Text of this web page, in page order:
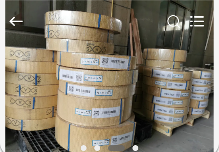
ДОМ
ПРОДУКТЫ
О
НАС
Friction
Materials
Ltd..
Reserved.